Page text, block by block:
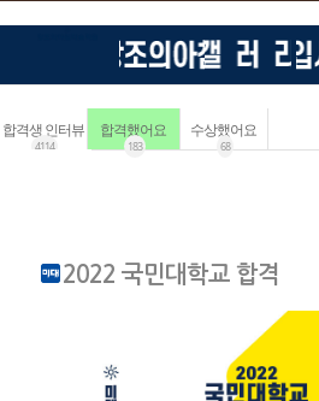
합격생 인터뷰
4114
합격했어요
183
수상했어요
68
2022 국민대학교 합격